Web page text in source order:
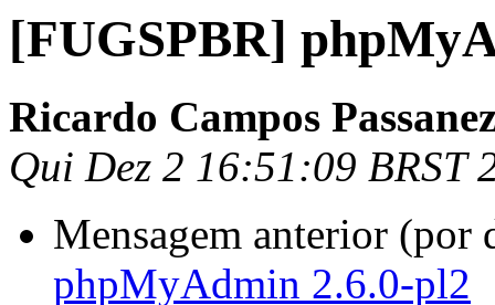
[FUGSPBR]
Ricardo Campos
Qui Dez 2 16:51:09 BRST
Mensagem anterior (por
phpMyAdmin 2.6.0-pl2